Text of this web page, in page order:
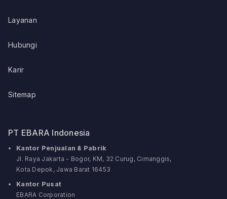
Layanan
Hubungi
Karir
Sitemap
PT EBARA Indonesia
Kantor Penjualan & Pabrik
Jl. Raya Jakarta - Bogor, KM, 32 Curug, Cimanggis,
Kota Depok, Jawa Barat 16453
Kantor Pusat
EBARA Corporation